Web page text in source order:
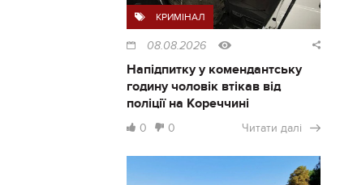
КРИМІНАЛ
08.08.2026
Напідпитку у комендантську
годину чоловік втікав від
поліції на Кореччині
0 0 Читати далі